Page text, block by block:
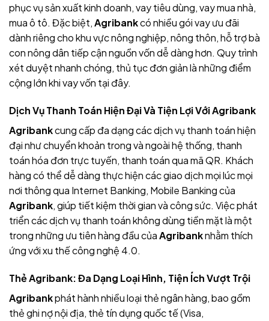
phục vụ sản xuất kinh doanh, vay tiêu dùng, vay mua nhà,
mua ô tô. Đặc biệt,Agribankcó nhiều gói vay ưu đãi
dành riêng cho khu vực nông nghiệp, nông thôn, hỗ trợ bà
con nông dân tiếp cận nguồn vốn dễ dàng hơn. Quy trình
xét duyệt nhanh chóng, thủ tục đơn giản là những điểm
cộng lớn khi vay vốn tại đây.
Dịch Vụ Thanh Toán Hiện Đại Và Tiện Lợi Với Agribank
Agribankcung cấp đa dạng các dịch vụ thanh toán hiện
đại như chuyển khoản trong và ngoài hệ thống, thanh
toán hóa đơn trực tuyến, thanh toán qua mã QR. Khách
hàng có thể dễ dàng thực hiện các giao dịch mọi lúc mọi
nơi thông qua Internet Banking, Mobile Banking của
Agribank, giúp tiết kiệm thời gian và công sức. Việc phát
triển các dịch vụ thanh toán không dùng tiền mặt là một
trong những ưu tiên hàng đầu củaAgribanknhằm thích
ứng với xu thế công nghệ 4.0.
Thẻ Agribank: Đa Dạng Loại Hình, Tiện Ích Vượt Trội
Agribankphát hành nhiều loại thẻ ngân hàng, bao gồm
thẻ ghi nợ nội địa, thẻ tín dụng quốc tế (Visa,